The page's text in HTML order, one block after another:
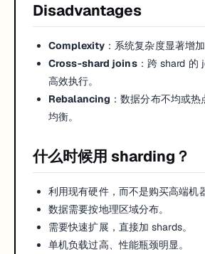
Disadvantages
Complexity ：系统复杂度显著增加
Cross-shard joins：跨 shard 的
高效执行。
Rebalancing ：数据分布不均或
均衡。
什么时候用 sharding？
利用现有硬件，而不是购买高端机
数据需要按地理区域分布。
需要快速扩展，直接加 shards。
单机负载过高、性能瓶颈明显。